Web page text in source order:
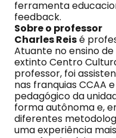
ferramenta
feedback.
Sobre o professor
Charles Reisé
Atuante no ensino de
extinto Centro
professor, foi
nas franquias CCAA
pedagógico da
forma autônoma e,
diferentes
uma experiência